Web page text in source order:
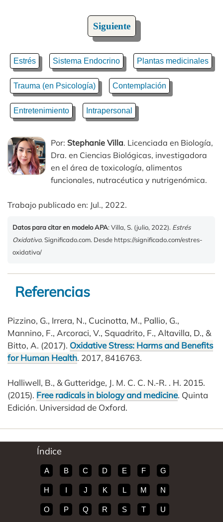
Siguiente
Estrés Sistema Endocrino Plantas medicinales
Trauma (en Psicología) Contemplación
Entretenimiento Intrapersonal
Por: Stephanie Villa. Licenciada en Biología,
Dra. en Ciencias Biológicas, investigadora
en el área de toxicología, alimentos
funcionales, nutracéutica y nutrigenómica.
Trabajo publicado en: Jul., 2022.
Datos para citar en modelo APA: Villa, S. (julio, 2022). Estrés
Oxidativo. Significado.com. Desde https://significado.com/estres-
oxidativo/
Referencias
Pizzino, G., Irrera, N., Cucinotta, M., Pallio, G.,
Mannino, F., Arcoraci, V., Squadrito, F., Altavilla, D., &
Bitto, A. (2017). Oxidative Stress: Harms and Benefits
for Human Health. 2017, 8416763.
Halliwell, B., & Gutteridge, J. M. C. C. N.-R. . H. 2015.
(2015). Free radicals in biology and medicine. Quinta
Edición. Universidad de Oxford.
Índice
A B C D E F G
H I J K L M N
O P Q R S T U